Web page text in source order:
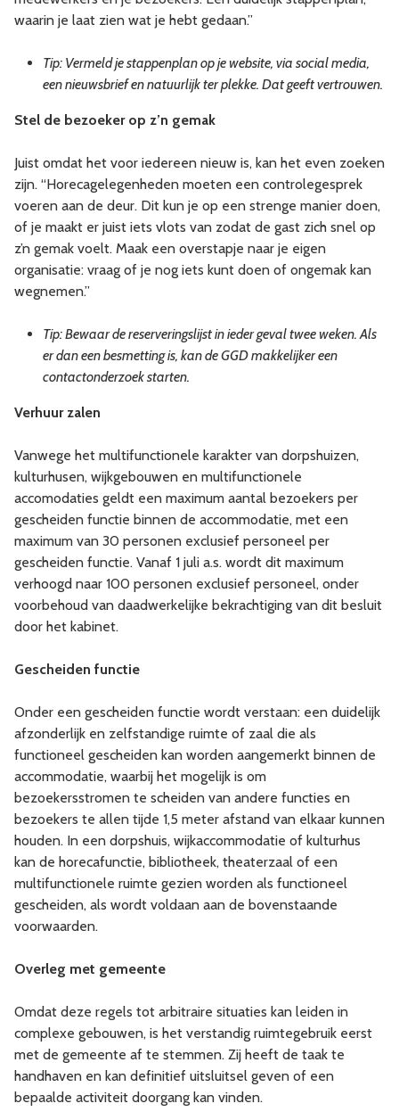
waarin je laat zien wat je hebt gedaan.”
Tip: Vermeld je stappenplan op je website, via social media,
een nieuwsbrief en natuurlijk ter plekke. Dat geeft vertrouwen.
Stel de bezoeker op z’n gemak
Juist omdat het voor iedereen nieuw is, kan het even zoeken
zijn. “Horecagelegenheden moeten een controlegesprek
voeren aan de deur. Dit kun je op een strenge manier doen,
of je maakt er juist iets vlots van zodat de gast zich snel op
z’n gemak voelt. Maak een overstapje naar je eigen
organisatie: vraag of je nog iets kunt doen of ongemak kan
wegnemen.”
Tip: Bewaar de reserveringslijst in ieder geval twee weken. Als
er dan een besmetting is, kan de GGD makkelijker een
contactonderzoek starten.
Verhuur zalen
Vanwege het multifunctionele karakter van dorpshuizen,
kulturhusen, wijkgebouwen en multifunctionele
accomodaties geldt een maximum aantal bezoekers per
gescheiden functie binnen de accommodatie, met een
maximum van 30 personen exclusief personeel per
gescheiden functie. Vanaf 1 juli a.s. wordt dit maximum
verhoogd naar 100 personen exclusief personeel, onder
voorbehoud van daadwerkelijke bekrachtiging van dit besluit
door het kabinet.
Gescheiden functie
Onder een gescheiden functie wordt verstaan: een duidelijk
afzonderlijk en zelfstandige ruimte of zaal die als
functioneel gescheiden kan worden aangemerkt binnen de
accommodatie, waarbij het mogelijk is om
bezoekersstromen te scheiden van andere functies en
bezoekers te allen tijde 1,5 meter afstand van elkaar kunnen
houden. In een dorpshuis, wijkaccommodatie of kulturhus
kan de horecafunctie, bibliotheek, theaterzaal of een
multifunctionele ruimte gezien worden als functioneel
gescheiden, als wordt voldaan aan de bovenstaande
voorwaarden.
Overleg met gemeente
Omdat deze regels tot arbitraire situaties kan leiden in
complexe gebouwen, is het verstandig ruimtegebruik eerst
met de gemeente af te stemmen. Zij heeft de taak te
handhaven en kan definitief uitsluitsel geven of een
bepaalde activiteit doorgang kan vinden.